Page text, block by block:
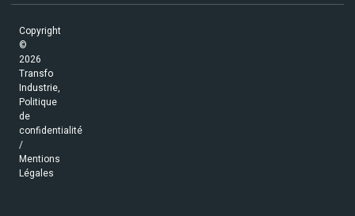
Copyright
©
2026
Transfo
Industrie,
Politique
de
confidentialité
/
Mentions
Légales